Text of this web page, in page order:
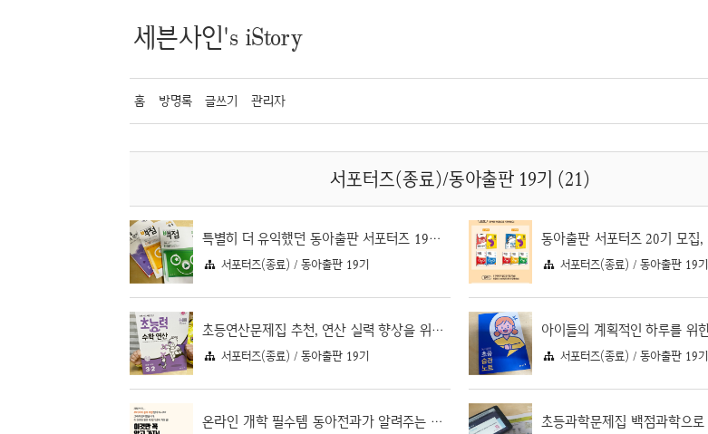
세븐사인's iStory
홈 방명록 글쓰기 관리자
서포터즈(종료)/동아출판 19기 (21)
특별히 더 유익했던 동아출판 서포터즈 19기 활동후기
서포터즈(종료) / 동아출판 19기 서포터즈(종료) / 동아출판 19기
초등연산문제집 추천, 연산 실력 향상을 위한 초능력 수학 연산
서포터즈(종료) / 동아출판 19기 서포터즈(종료) / 동아출판 19기
온라인 개학 필수템 동아전과가 알려주는 학년별 준비사항